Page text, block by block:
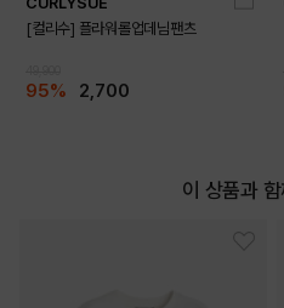
[컬리수] 플라워롤업데님팬츠
95% 2,700
이 상품과